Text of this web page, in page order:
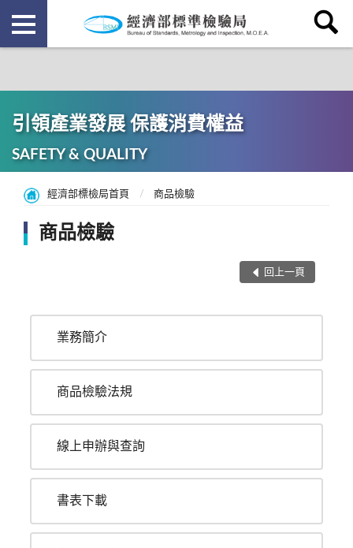
引領產業發展 保護消費權益
SAFETY & QUALITY
經濟部標檢局首頁 商品檢驗
商品檢驗
回上一頁
業務簡介
商品檢驗法規
線上申辦與查詢
書表下載